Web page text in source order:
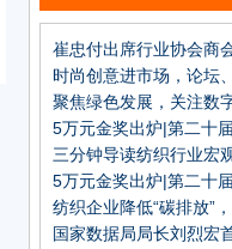
崔忠付出席行业协会商
验分享会
时尚创意进市场，论坛
演
聚焦绿色发展，关注数
年会在绍兴柯桥召开
5万元金奖出炉|第二十
装设计大赛圆满结束
三分钟导读纺织行业宏
5万元金奖出炉|第二十
装设计大赛圆满结束
纺织企业降低“碳排放”
纺等这些日本企业的经
国家数据局局长刘烈宏